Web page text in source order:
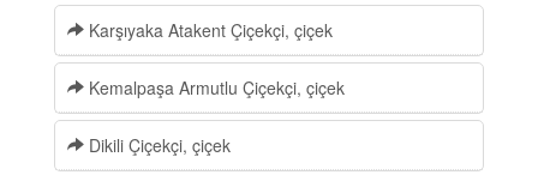
Karşıyaka Atakent Çiçekçi, çiçek
Kemalpaşa Armutlu Çiçekçi, çiçek
Dikili Çiçekçi, çiçek